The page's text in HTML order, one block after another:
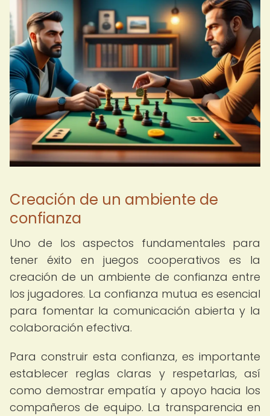
Creación de un ambiente de
confianza
Uno de los aspectos fundamentales para
tener éxito en juegos cooperativos es la
creación de un ambiente de confianza entre
los jugadores. La confianza mutua es esencial
para fomentar la comunicación abierta y la
colaboración efectiva.
Para construir esta confianza, es importante
establecer reglas claras y respetarlas, así
como demostrar empatía y apoyo hacia los
compañeros de equipo. La transparencia en